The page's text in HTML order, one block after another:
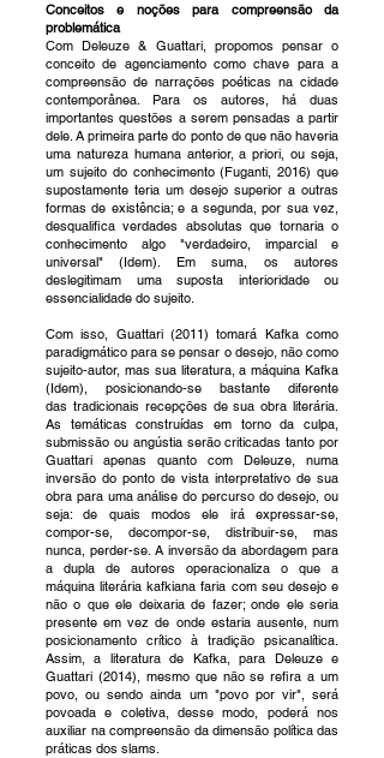
Conceitos e noções para compreensão da
problemática
Com Deleuze & Guattari, propomos pensar o
conceito de agenciamento como chave para a
compreensão de narrações poéticas na cidade
contemporânea. Para os autores, há duas
importantes questões a serem pensadas a partir
dele. A primeira parte do ponto de que não haveria
uma natureza humana anterior, a priori, ou seja,
um sujeito do conhecimento (Fuganti, 2016) que
supostamente teria um desejo superior a outras
formas de existência; e a segunda, por sua vez,
desqualifica verdades absolutas que tornaria o
conhecimento algo "verdadeiro, imparcial e
universal" (Idem). Em suma, os autores
deslegitimam uma suposta interioridade ou
essencialidade do sujeito.
Com isso, Guattari (2011) tomará Kafka como
paradigmático para se pensar o desejo, não como
sujeito-autor, mas sua literatura, a máquina Kafka
(Idem), posicionando-se bastante diferente
das tradicionais recepções de sua obra literária.
As temáticas construídas em torno da culpa,
submissão ou angústia serão criticadas tanto por
Guattari apenas quanto com Deleuze, numa
inversão do ponto de vista interpretativo de sua
obra para uma análise do percurso do desejo, ou
seja: de quais modos ele irá expressar-se,
compor-se, decompor-se, distribuir-se, mas
nunca, perder-se. A inversão da abordagem para
a dupla de autores operacionaliza o que a
máquina literária kafkiana faria com seu desejo e
não o que ele deixaria de fazer; onde ele seria
presente em vez de onde estaria ausente, num
posicionamento crítico à tradição psicanalítica.
Assim, a literatura de Kafka, para Deleuze e
Guattari (2014), mesmo que não se refira a um
povo, ou sendo ainda um "povo por vir", será
povoada e coletiva, desse modo, poderá nos
auxiliar na compreensão da dimensão política das
práticas dos slams.